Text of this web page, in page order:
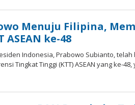
Menuju Filipina,
ASEAN ke-48
Indonesia, Prabowo Subianto,
Tingkat Tinggi (KTT) ASEAN yang ke-